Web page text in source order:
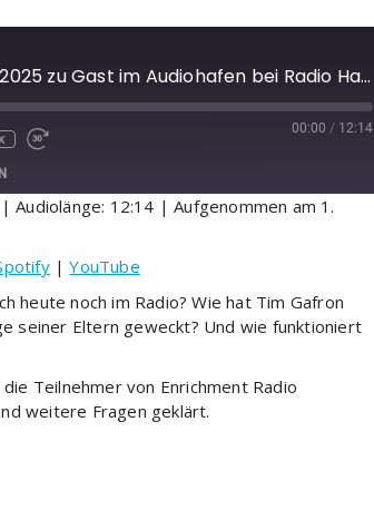
Enrichment Radio 2024/2025 zu Gast im Audiohafen bei Radio Hamburg und Hamburg Zwei
00:00 / 12:14
|Audiolänge: 12:14 |Aufgenommen am 1.
|YouTube
heute noch im Radio? Wie hat Tim Gafron
seiner Eltern geweckt? Und wie funktioniert
Teilnehmer von Enrichment Radio
weitere Fragen geklärt.